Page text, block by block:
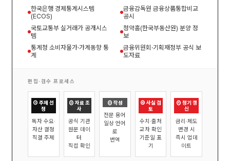
한국은행 경제통계시스템
(ECOS)
금융감독원 금융상품통합비교
공시
국토교통부 실거래가 공개시스
템
청약홈(한국부동산원) 분양 정
보
통계청 소비자물가·가계동향 통
계
금융위원회·기획재정부 공식 보
도자료
편집·검수 프로세스
① 주제 선
정
독자 수요·
자산 결정
직결 주제
② 자료 조
사
공식 기관
원문 데이
터
직접 확인
③ 작성
전문 용어
일상 언어
로
번역
④ 사실 검
토
수치·출처
교차 확인
기준일 표
기
⑤ 정기 갱
신
금리·제도
변경 시
즉시 업데
이트